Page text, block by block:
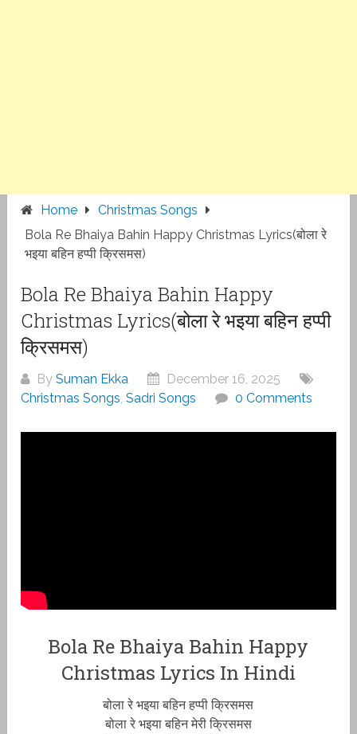
Home
Christmas Songs
Bola Re Bh‌aiya Bahin Happy Christmas Lyrics(बोला रे
भ‌इया बहिन हप्पी क्रिसमस)
Bola Re Bh‌aiya Bahin Happy
Christmas Lyrics(बोला रे भ‌इया बहिन हप्पी
क्रिसमस)
BySuman Ekka
December 16, 2025
Christmas Songs,Sadri Songs 0 Comments
Bola Re Bh‌aiya Bahin Happy
Christmas Lyrics In Hindi
बोला रे भ‌इया बहिन हप्पी क्रिसमस
बोला रे भ‌इया बहिन मेरी क्रिसमस